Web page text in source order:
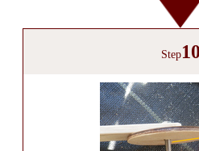
Step10